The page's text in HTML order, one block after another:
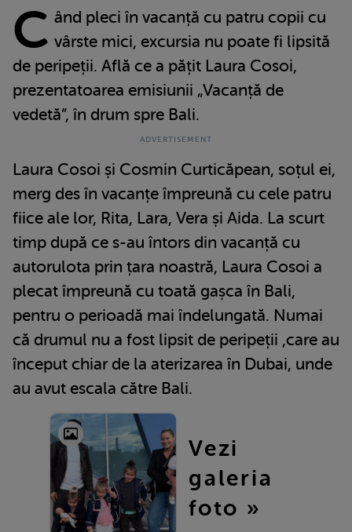
C ând pleci în vacanță cu patru copii cu
vârste mici, excursia nu poate fi lipsită
de peripeții. Află ce a pățit Laura Cosoi,
prezentatoarea emisiunii „Vacanță de
vedetă”, în drum spre Bali.
Laura Cosoi și Cosmin Curticăpean, soțul ei,
merg des în vacanțe împreună cu cele patru
fiice ale lor, Rita, Lara, Vera și Aida. La scurt
timp după ce s-au întors din vacanță cu
autorulota prin țara noastră, Laura Cosoi a
plecat împreună cu toată gașca în Bali,
pentru o perioadă mai îndelungată. Numai
că drumul nu a fost lipsit de peripeții ,care au
început chiar de la aterizarea în Dubai, unde
au avut escala către Bali.
Vezi
galeria
foto »